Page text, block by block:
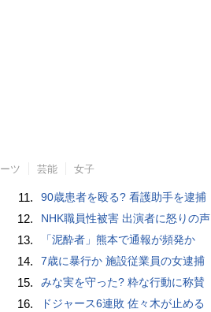
ツ 芸能 女子
11. 90歳患者を殴る? 看護助手を逮捕
12. NHK職員性被害 出演者に怒りの声
13. 「泥酔者」熊本で通報が頻発か
14. 7歳に暴行か 施設従業員の女逮捕
15. みな実を守った? 粋な行動に称賛
16. ドジャース6連敗 佐々木が止める